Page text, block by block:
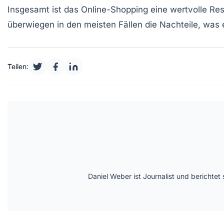
Insgesamt ist das Online-Shopping eine wertvolle
überwiegen in den meisten Fällen die Nachteile,
Teilen:
Daniel Weber ist Journalist und